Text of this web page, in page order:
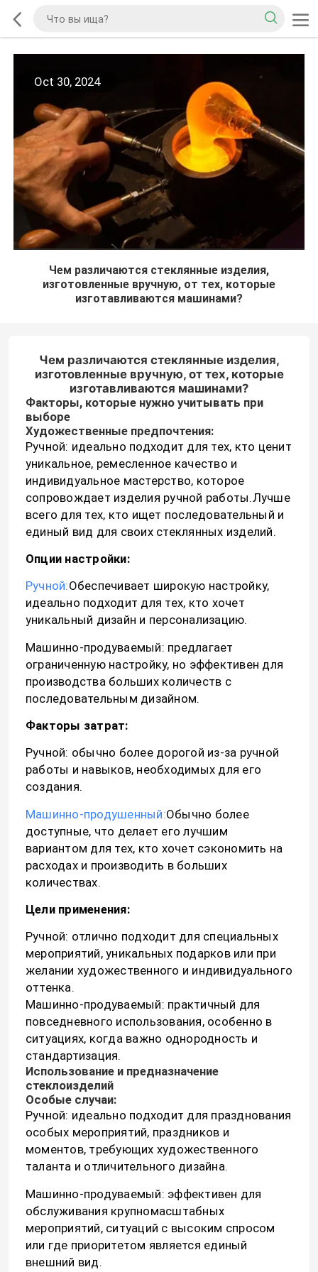
Oct 30, 2024
Чем различаются стеклянные изделия,
изготовленные вручную, от тех, которые
изготавливаются машинами?
Чем различаются стеклянные изделия,
изготовленные вручную, от тех, которые
изготавливаются машинами?
Факторы, которые нужно учитывать при
выборе
Художественные предпочтения:
Ручной: идеально подходит для тех, кто ценит
уникальное, ремесленное качество и
индивидуальное мастерство, которое
сопровождает изделия ручной работы.Лучше
всего для тех, кто ищет последовательный и
единый вид для своих стеклянных изделий.
Опции настройки:
Ручной:Обеспечивает широкую настройку,
идеально подходит для тех, кто хочет
уникальный дизайн и персонализацию.
Машинно-продуваемый: предлагает
ограниченную настройку, но эффективен для
производства больших количеств с
последовательным дизайном.
Факторы затрат:
Ручной: обычно более дорогой из-за ручной
работы и навыков, необходимых для его
создания.
Машинно-продушенный:Обычно более
доступные, что делает его лучшим
вариантом для тех, кто хочет сэкономить на
расходах и производить в больших
количествах.
Цели применения:
Ручной: отлично подходит для специальных
мероприятий, уникальных подарков или при
желании художественного и индивидуального
оттенка.
Машинно-продуваемый: практичный для
повседневного использования, особенно в
ситуациях, когда важно однородность и
стандартизация.
Использование и предназначение
стеклоизделий
Особые случаи:
Ручной: идеально подходит для празднования
особых мероприятий, праздников и
моментов, требующих художественного
таланта и отличительного дизайна.
Машинно-продуваемый: эффективен для
обслуживания крупномасштабных
мероприятий, ситуаций с высоким спросом
или где приоритетом является единый
внешний вид.